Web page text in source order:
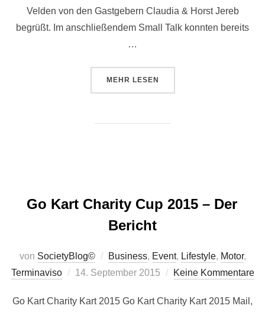
Velden von den Gastgebern Claudia & Horst Jereb
begrüßt. Im anschließendem Small Talk konnten bereits
…
MEHR ÜBER „PRÄSENTATION DES
LESEN
Go Kart Charity Cup 2015 – Der
Bericht
von SocietyBlog© Business, Event, Lifestyle, Motor,
Terminaviso
Veröffentlicht
14. September 2015 Keine Kommentare
Go Kart Charity Kart 2015 Go Kart Charity Kart 2015 Mail,